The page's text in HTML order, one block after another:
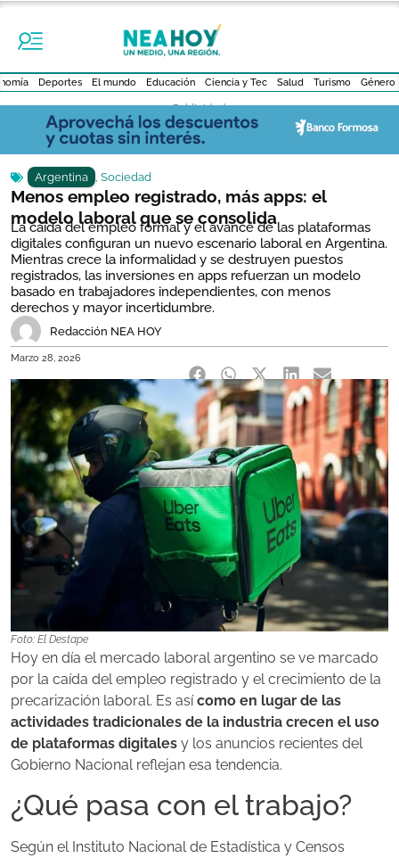
Deportes El mundo Educación Ciencia y Tec Salud Turismo Género
- Publicidad -
Argentina , Sociedad
Menos empleo registrado, más apps: el
modelo laboral que se consolida
La caída del empleo formal y el avance de las plataformas
digitales configuran un nuevo escenario laboral en Argentina.
Mientras crece la informalidad y se destruyen puestos
registrados, las inversiones en apps refuerzan un modelo
basado en trabajadores independientes, con menos
derechos y mayor incertidumbre.
Redacción NEA HOY
Marzo 28, 2026
Foto: El Destape
Hoy en día el mercado laboral argentino se ve marcado
por la caída del empleo registrado y el crecimiento de la
precarización laboral. Es asícomo en lugar de las
actividades tradicionales de la industria crecen el uso
de plataformas digitales y los anuncios recientes del
Gobierno Nacional reflejan esa tendencia.
¿Qué pasa con el trabajo?
Según el Instituto Nacional de Estadística y Censos